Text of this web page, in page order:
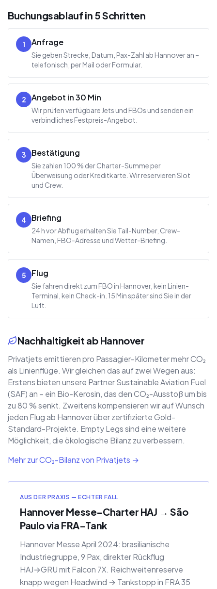
Buchungsablauf in 5 Schritten
1 Anfrage
Sie geben Strecke, Datum, Pax-Zahl ab Hannover an –
telefonisch, per Mail oder Formular.
2 Angebot in 30 Min
Wir prüfen verfügbare Jets und FBOs und senden ein
verbindliches Festpreis-Angebot.
3 Bestätigung
Sie zahlen 100 % der Charter-Summe per
Überweisung oder Kreditkarte. Wir reservieren Slot
und Crew.
4 Briefing
24 h vor Abflug erhalten Sie Tail-Number, Crew-
Namen, FBO-Adresse und Wetter-Briefing.
5 Flug
Sie fahren direkt zum FBO in Hannover, kein Linien-
Terminal, kein Check-in. 15 Min später sind Sie in der
Luft.
Nachhaltigkeit ab Hannover
Privatjets emittieren pro Passagier-Kilometer mehr CO₂
als Linienflüge. Wir gleichen das auf zwei Wegen aus:
Erstens bieten unsere Partner Sustainable Aviation Fuel
(SAF) an – ein Bio-Kerosin, das den CO₂-Ausstoß um bis
zu 80 % senkt. Zweitens kompensieren wir auf Wunsch
jeden Flug ab Hannover über zertifizierte Gold-
Standard-Projekte. Empty Legs sind eine weitere
Möglichkeit, die ökologische Bilanz zu verbessern.
Mehr zur CO₂-Bilanz von Privatjets →
AUS DER PRAXIS — ECHTER FALL
Hannover Messe-Charter HAJ → São
Paulo via FRA-Tank
Hannover Messe April 2024: brasilianische
Industriegruppe, 9 Pax, direkter Rückflug
HAJ→GRU mit Falcon 7X. Reichweitenreserve
knapp wegen Headwind → Tankstopp in FRA 35